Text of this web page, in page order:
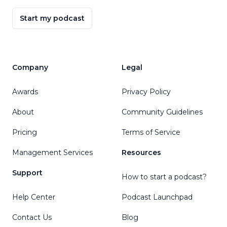
Start my podcast
Company
Awards
About
Pricing
Management Services
Support
Help Center
Contact Us
Legal
Privacy Policy
Community Guidelines
Terms of Service
Resources
How to start a podcast?
Podcast Launchpad
Blog